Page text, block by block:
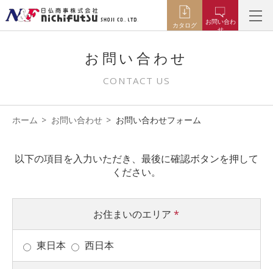
カタログ
お問い合わ
せ
お問い合わせ
CONTACT US
ホーム お問い合わせ お問い合わせフォーム
以下の項目を入力いただき、最後に確認ボタンを押して
ください。
お住まいのエリア*
東日本 西日本